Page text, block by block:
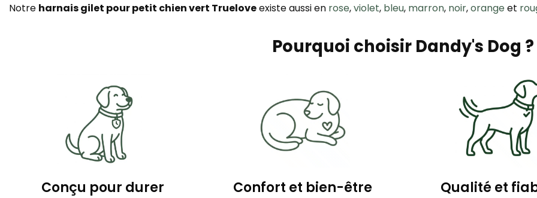
Notre harnais gilet pour petit chien vert Trueloveexiste aussi en rose,violet, bleu, marron, noir,orangeet
Pourquoi choisir Dandy's Dog ?
Conçu pour durer Confort et bien-être Qualité et